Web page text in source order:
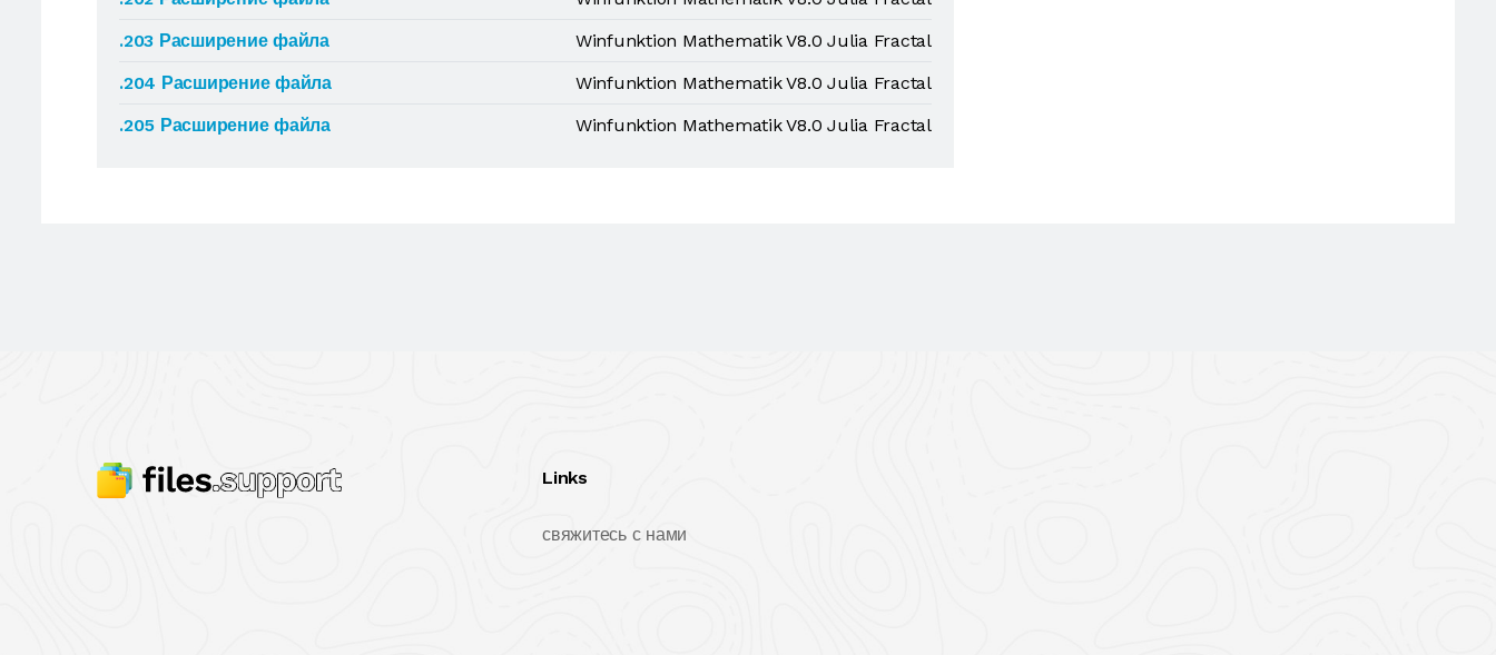
.203 Расширение файла
Winfunktion Mathematik V8.0 Julia Fractal
.204 Расширение файла
Winfunktion Mathematik V8.0 Julia Fractal
.205 Расширение файла
Winfunktion Mathematik V8.0 Julia Fractal
Links
свяжитесь с нами